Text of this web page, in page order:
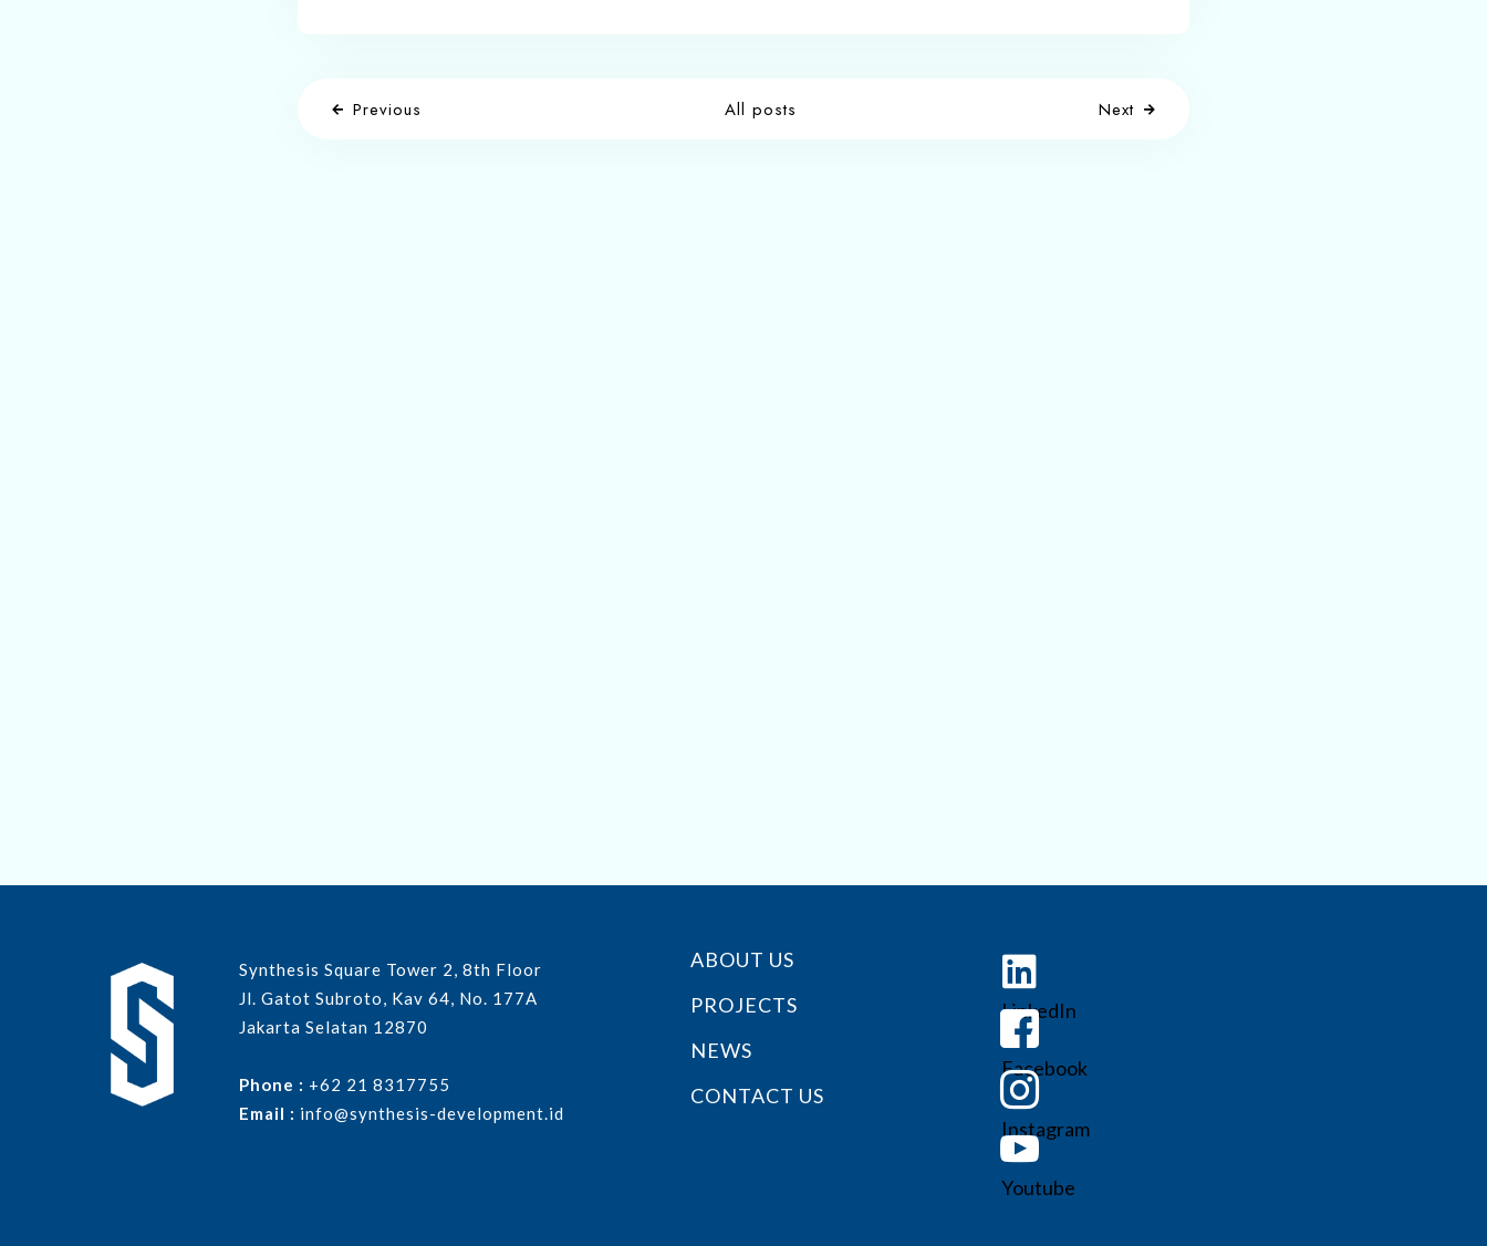
Previous All posts Next
Synthesis Square Tower 2, 8th Floor
Jl. Gatot Subroto, Kav 64, No. 177A
Jakarta Selatan 12870
Phone : +62 21 8317755
Email : info@synthesis-development.id
ABOUT US
PROJECTS
NEWS
CONTACT US
LinkedIn
Facebook
Instagram
Youtube